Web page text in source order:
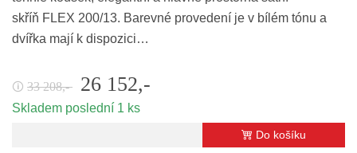
skříň FLEX 200/13. Barevné provedení je v bílém tónu a
dvířka mají k dispozici…
🛈 33 208,- 26 152,-
Skladem poslední 1 ks
Do košíku